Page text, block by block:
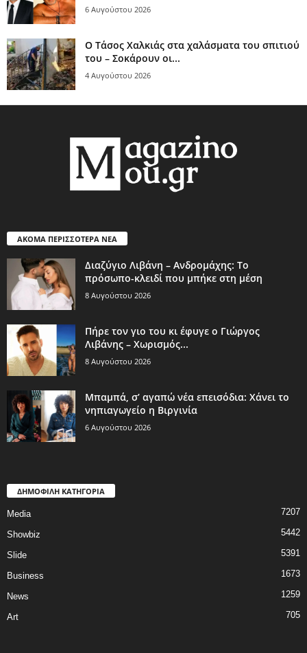
6 Αυγούστου 2026
Ο Τάσος Χαλκιάς στα χαλάσματα του σπιτιού
του – Σοκάρουν οι...
4 Αυγούστου 2026
ΑΚΟΜΑ ΠΕΡΙΣΣΟΤΕΡΑ ΝΕΑ
Διαζύγιο Λιβάνη – Ανδρομάχης: Το
πρόσωπο-κλειδί που μπήκε στη μέση
8 Αυγούστου 2026
Πήρε τον γιο του κι έφυγε ο Γιώργος
Λιβάνης – Χωρισμός...
8 Αυγούστου 2026
Μπαμπά, σ’ αγαπώ νέα επεισόδια: Χάνει το
νηπιαγωγείο η Βιργινία
6 Αυγούστου 2026
ΔΗΜΟΦΙΛΗ ΚΑΤΗΓΟΡΙΑ
Media 7207
Showbiz 5442
Slide 5391
Business 1673
News 1259
Art 705